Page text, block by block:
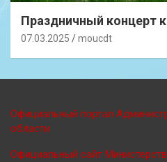
Праздничный концерт
07.03.2025 moucdt
Официальный портал
области
Официальный сайт